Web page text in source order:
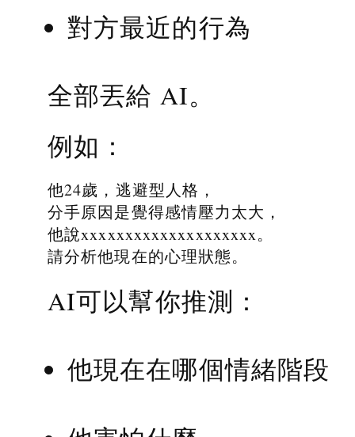
對方最近的行為
全部丟給 AI。
例如：
他24歲，逃避型人格，
分手原因是覺得感情壓力太大，
他說xxxxxxxxxxxxxxxxxxxx。
請分析他現在的心理狀態。
AI可以幫你推測：
他現在在哪個情緒階段